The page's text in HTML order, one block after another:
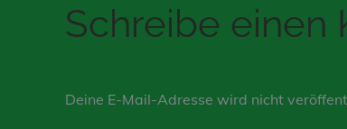
Schreibe einen
Deine E-Mail-Adresse wird nicht